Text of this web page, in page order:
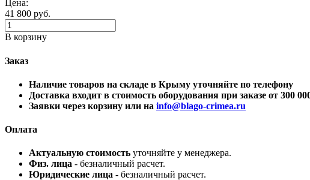
Цена:
41 800 руб.
В корзину
Заказ
Наличие товаров на складе в Крыму уточняйте по
Доставка входит в стоимость оборудования при заказе от 300
Заявки через корзину или на info@blago-crimea.ru
Оплата
Актуальную стоимость уточняйте у менеджера.
Физ. лица - безналичный расчет.
Юридические лица - безналичный расчет.